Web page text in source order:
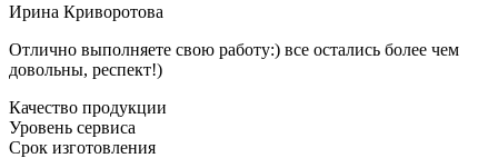
Ирина Криворотова
Отлично выполняете свою работу:) все остались более чем
довольны, респект!)
Качество продукции
Уровень сервиса
Срок изготовления